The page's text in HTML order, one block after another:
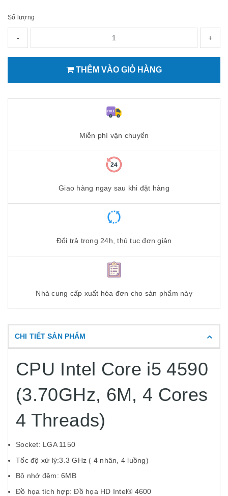
Số lượng
- +
THÊM VÀO GIỎ HÀNG
Miễn phí vận chuyển
Giao hàng ngay sau khi đặt hàng
Đổi trả trong 24h, thủ tục đơn giản
Nhà cung cấp xuất hóa đơn cho sản phẩm này
CHI TIẾT SẢN PHẨM
CPU Intel Core i5 4590
(3.70GHz, 6M, 4 Cores
4 Threads)
Socket: LGA 1150
Tốc độ xử lý:3.3 GHz ( 4 nhân, 4 luồng)
Bộ nhớ đệm: 6MB
Đồ họa tích hợp: Đồ họa HD Intel® 4600